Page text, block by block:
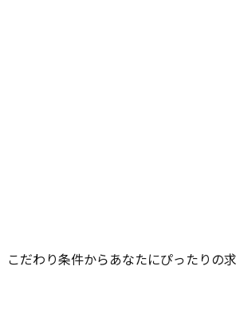
だわり条件からあなたにぴったりの